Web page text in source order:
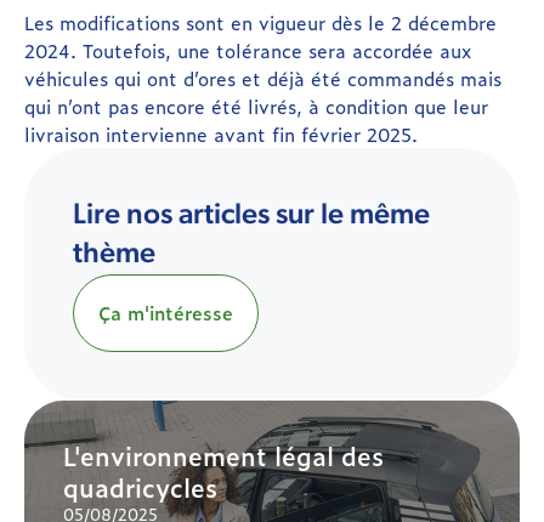
Les modifications sont en vigueur dès le 2 décembre
2024. Toutefois, une tolérance sera accordée aux
véhicules qui ont d’ores et déjà été commandés mais
qui n’ont pas encore été livrés, à condition que leur
livraison intervienne avant fin février 2025.
Lire nos articles sur le même
thème
Ça m'intéresse
L'environnement légal des
quadricycles
05/08/2025